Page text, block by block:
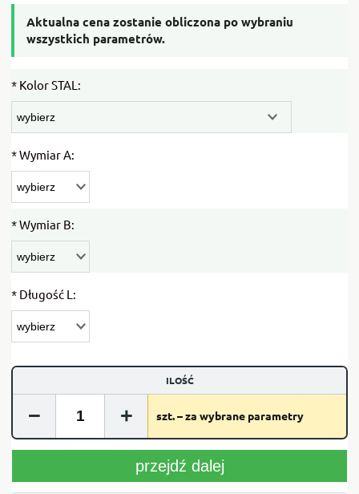
Aktualna cena zostanie obliczona po wybraniu
wszystkich parametrów.
* Kolor STAL:
*Wymiar A:
*Wymiar B:
* Długość L:
ILOŚĆ
− + szt. – za wybrane parametry
przejdź dalej